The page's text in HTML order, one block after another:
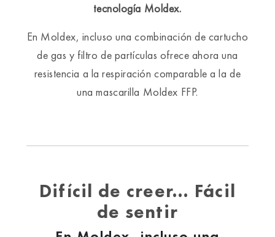
tecnología Moldex.
En Moldex, incluso una combinación de cartucho
de gas y filtro de partículas ofrece ahora una
resistencia a la respiración comparable a la de
una mascarilla Moldex FFP.
Difícil de creer… Fácil
de sentir